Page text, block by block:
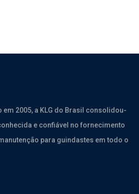
em 2005, a KLG do Brasil consolidou-
e confiável no fornecimento
para guindastes em todo o